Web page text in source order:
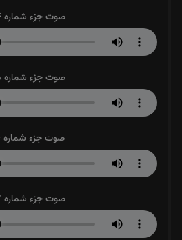
صوت جزء شماره 24
صوت جزء شماره 25
صوت جزء شماره 26
صوت جزء شماره 27